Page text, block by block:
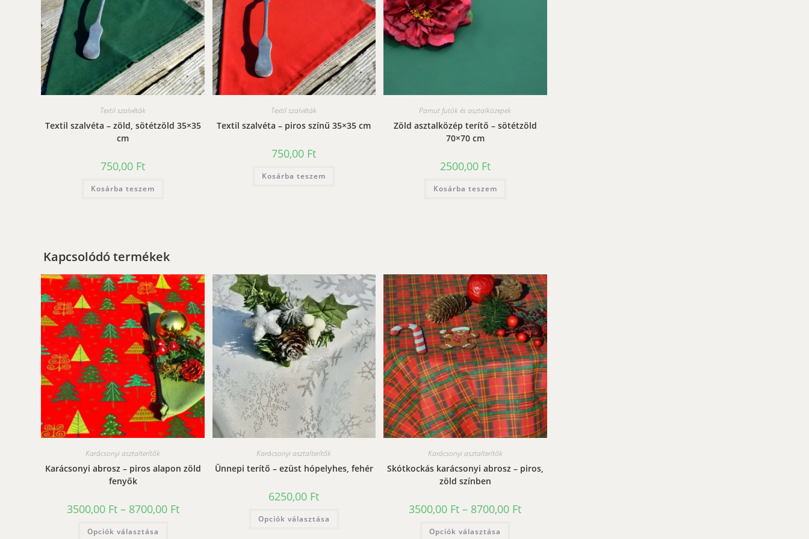
Textil szalvéták
Textil szalvéta – zöld, sötétzöld 35×35
cm
750,00 Ft
Kosárba teszem
Textil szalvéták
Textil szalvéta – piros színű 35×35 cm
750,00 Ft
Kosárba teszem
Pamut futók és asztalközepek
Zöld asztalközép terítő – sötétzöld
70×70 cm
2500,00 Ft
Kosárba teszem
Kapcsolódó termékek
Karácsonyi asztalterítők
Karácsonyi abrosz – piros alapon zöld
fenyők
3500,00 Ft – 8700,00 FtÁrtartomány:
3500,00 Ft
Opciók választása
Karácsonyi asztalterítők
Ünnepi terítő – ezüst hópelyhes, fehér
6250,00 Ft
Opciók választása
Karácsonyi asztalterítők
Skótkockás karácsonyi abrosz – piros,
zöld színben
3500,00 Ft – 8700,00 FtÁrtartomány:
3500,00 Ft
Opciók választása